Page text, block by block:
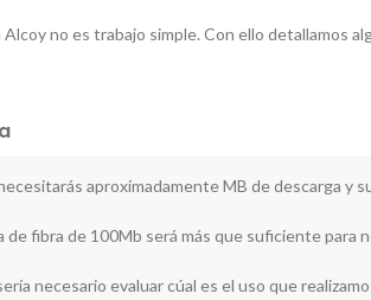
no es trabajo simple. Con ello detallamos
aproximadamente MB de descarga y
fibra de 100Mb será más que suficiente para
necesario evaluar cúal es el uso que